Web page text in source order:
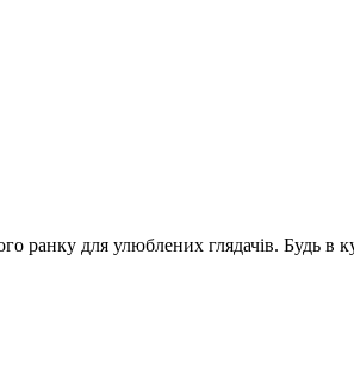
ранку для улюблених глядачів. Будь в